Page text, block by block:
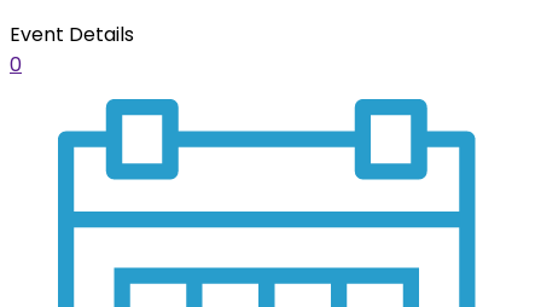
Event Details
0